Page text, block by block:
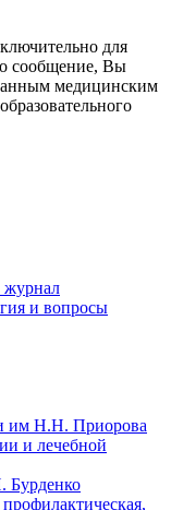
для
сообщение, Вы
медицинским
журнал
и вопросы
им Н.Н. Приорова
и лечебной
Бурденко